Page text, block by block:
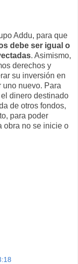
Addu, para que
debe ser igual o
. Asimismo,
derechos y
su inversión en
uno nuevo. Para
dinero destinado
de otros fondos,
para poder
obra no se inicie o